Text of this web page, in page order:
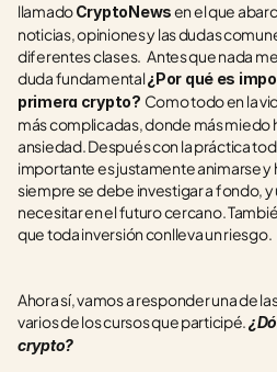
llamado CryptoNews en el que
noticias, opiniones y las dudas
diferentes clases.   Antes que nada
duda fundamental ¿Por qué es
primera crypto? Como todo en la
más complicadas, donde más miedo
ansiedad. Después con la práctica
importante es justamente animarse y
siempre se debe investigar a fondo, y
necesitar en el futuro cercano.
que toda inversión conlleva un riesgo.
Ahora sí, vamos a responder una de
varios de los cursos que participé.
crypto?